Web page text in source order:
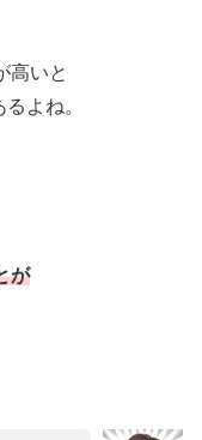
高いと
よね。
が